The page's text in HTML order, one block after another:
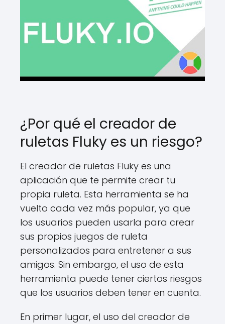
¿Por qué el creador de
ruletas Fluky es un riesgo?
El creador de ruletas Fluky es una
aplicación que te permite crear tu
propia ruleta. Esta herramienta se ha
vuelto cada vez más popular, ya que
los usuarios pueden usarla para crear
sus propios juegos de ruleta
personalizados para entretener a sus
amigos. Sin embargo, el uso de esta
herramienta puede tener ciertos riesgos
que los usuarios deben tener en cuenta.
En primer lugar, el uso del creador de